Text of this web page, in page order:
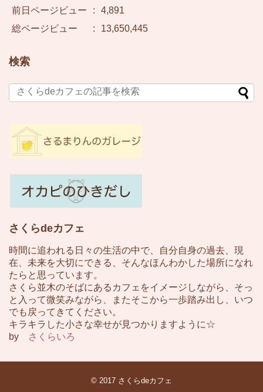
前日ページビュー
:
4,891
総ページビュー
: 13,650,445
検索
さくらdeカフェ
時間に追われる日々の生活の中で、自分自身の過去、現
在、未来を大切にできる、そんなほんわかした場所になれ
たらと思っています。
さくら並木のそばにあるカフェをイメージしながら、そっ
と入って微笑みながら、またそこから一歩踏み出し、いつ
でも戻ってきてください。
キラキラした小さな幸せが見つかりますように☆
by
さくらいろ
© 2017 さくらdeカフェ